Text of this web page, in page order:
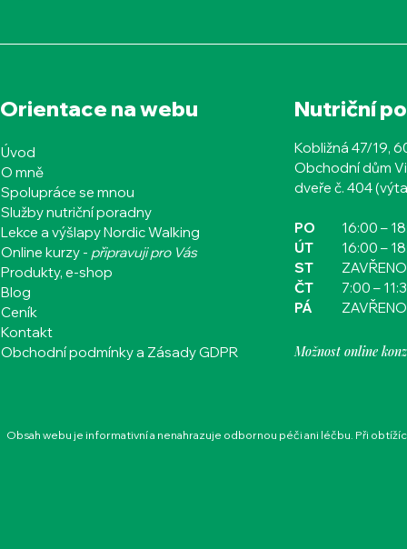
Orientace na webu
Úvod
O mně
Spolupráce se mnou
Služby nutriční poradny
Lekce a výšlapy Nordic Walking
Online kurzy - připravuji pro Vás
Produkty, e-shop
Blog
Ceník
Kontakt
Obchodní podmínky a Zásady GDPR
Nutriční
Kobližná 47/19,
Obchodní dům
dveře č. 404
16:00 –
16:00 –
ZAVŘENO
7:00 –
ZAVŘENO
PO
ÚT
ST
ČT​​​​
PÁ
Možnost online
Obsah webu je informativní a nenahrazuje odbornou péči ani léčbu. Při